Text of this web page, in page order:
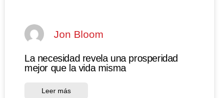
Jon Bloom
La necesidad revela una prosperidad
mejor que la vida misma
Leer más